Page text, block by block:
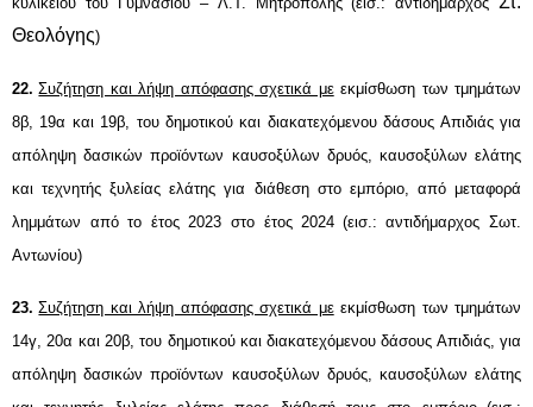
Θεολόγης)
22. Συζήτηση και λήψη απόφασης σχετικά μεεκμίσθωση των τμημάτων
8β, 19α και 19β, του δημοτικού και διακατεχόμενου δάσους Απιδιάς για
απόληψη δασικών προϊόντων καυσοξύλων δρυός, καυσοξύλων ελάτης
και τεχνητής ξυλείας ελάτης για διάθεση στο εμπόριο, από μεταφορά
λημμάτων από το έτος 2023 στο έτος 2024 (εισ.: αντιδήμαρχος Σωτ.
Αντωνίου)
23. Συζήτηση και λήψη απόφασης σχετικά μεεκμίσθωση των τμημάτων
14γ, 20α και 20β, του δημοτικού και διακατεχόμενου δάσους Απιδιάς, για
απόληψη δασικών προϊόντων καυσοξύλων δρυός, καυσοξύλων ελάτης